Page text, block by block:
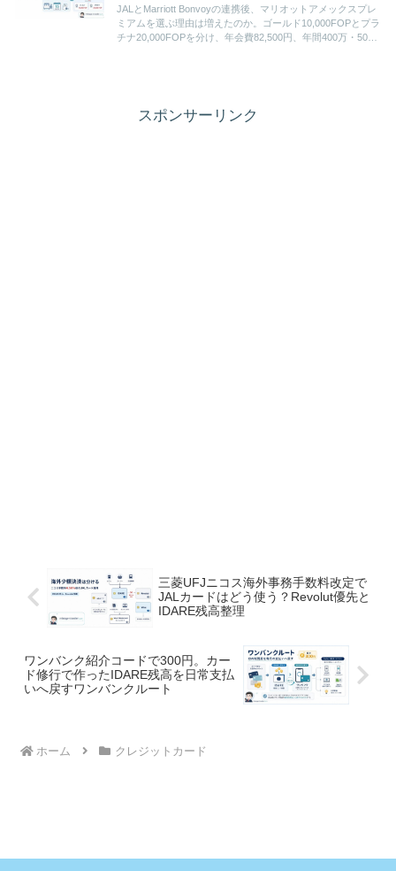
JALとMarriott Bonvoyの連携後、マリオットアメックスプレ
ミアムを選ぶ理由は増えたのか。ゴールド10,000FOPとプラ
チナ20,000FOPを分け、年会費82,500円、年間400万・500
スポンサーリンク
三菱UFJニコス海外事務手数料改定で
JALカードはどう使う？Revolut優先と
IDARE残高整理
ワンバンク紹介コードで300円。カー
ド修行で作ったIDARE残高を日常支払
いへ戻すワンバンクルート
ホーム クレジットカード